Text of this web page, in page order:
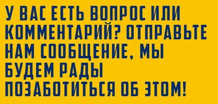
У ВАС ЕСТЬ ВОПРОС ИЛИ
КОММЕНТАРИЙ? ОТПРАВЬТЕ
НАМ СООБЩЕНИЕ, МЫ
БУДЕМ РАДЫ
ПОЗАБОТИТЬСЯ ОБ ЭТОМ!